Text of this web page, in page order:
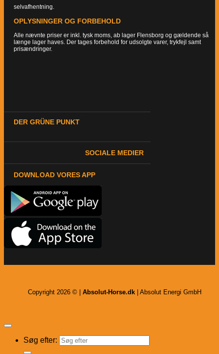
selvafhentning.
OPLYSNINGER OG FORBEHOLD
Alle nævnte priser er inkl. tysk moms, ab lager Flensborg og gældende så
længe lager haves. Der tages forbehold for udsolgte varer, trykfejl samt
prisændringer.
DER GRÜNE PUNKT
SOCIALE MEDIER
DOWNLOAD VORES APP
Copyright 2026 © | Absolut-Horse.dk| Absolut Energi GmbH
Søg efter: